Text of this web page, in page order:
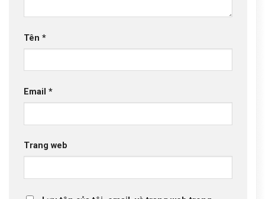
Tên *
Email *
Trang web